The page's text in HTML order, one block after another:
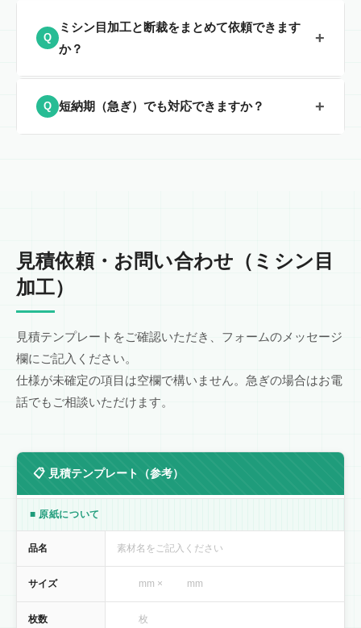
実績がございます。お気軽にご相談ください。
基本的には原紙はお客様にてご手配いただく形となりま
す。持ち込み・直送など、荷姿に合わせて最適な手順を
貫して対応します。
Q
ミシン目加工と断裁をまとめて依頼できます
か？
+
はい、断裁・スリット・シートカット・ミシン目加工を
自社一貫で対応しています。ワンストップで対応するこ
Q 短納期（急ぎ）でも対応できますか？ +
見積依頼・お問い合わせ（ミシン目
加工）
見積テンプレートをご確認いただき、フォームのメッセージ
欄にご記入ください。
仕様が未確定の項目は空欄で構いません。急ぎの場合はお電
話でもご相談いただけます。
📋 見積テンプレート（参考）
■ 原紙について
品名 素材名をご記入ください
サイズ mm × mm
枚数 枚